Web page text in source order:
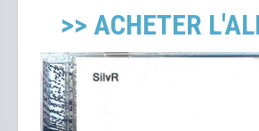
>> ACHETER